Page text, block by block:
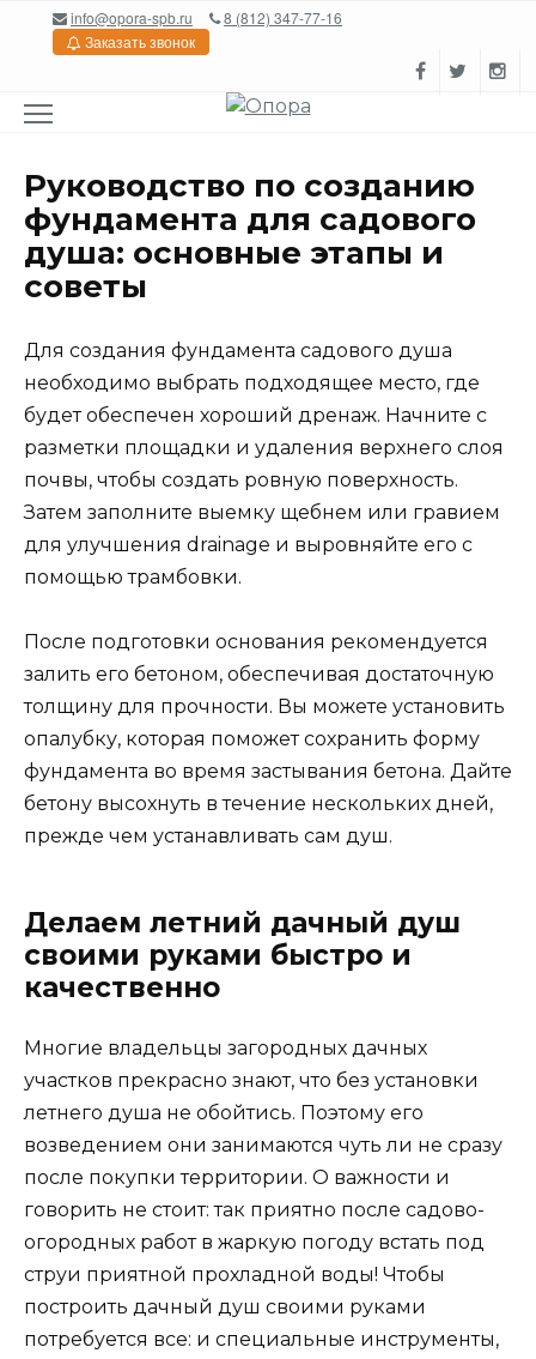
Перейтиinfo@opora-spb.ru
8 (812) 347-77-16
Заказать звонок
Руководство по созданию
фундамента для садового
душа: основные этапы и
советы
Для создания фундамента садового душа
необходимо выбрать подходящее место, где
будет обеспечен хороший дренаж. Начните с
разметки площадки и удаления верхнего слоя
почвы, чтобы создать ровную поверхность.
Затем заполните выемку щебнем или гравием
для улучшения drainage и выровняйте его с
помощью трамбовки.
После подготовки основания рекомендуется
залить его бетоном, обеспечивая достаточную
толщину для прочности. Вы можете установить
опалубку, которая поможет сохранить форму
фундамента во время застывания бетона. Дайте
бетону высохнуть в течение нескольких дней,
прежде чем устанавливать сам душ.
Делаем летний дачный душ
своими руками быстро и
качественно
Многие владельцы загородных дачных
участков прекрасно знают, что без установки
летнего душа не обойтись. Поэтому его
возведением они занимаются чуть ли не сразу
после покупки территории. О важности и
говорить не стоит: так приятно после садово-
огородных работ в жаркую погоду встать под
струи приятной прохладной воды! Чтобы
построить дачный душ своими руками
потребуется все: и специальные инструменты,